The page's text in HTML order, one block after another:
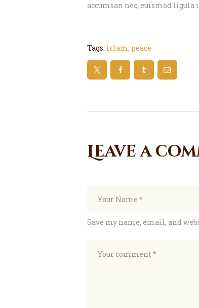
accumsan nec, euismod
Tags: islam, peace
Leave a
Save my name, email, and